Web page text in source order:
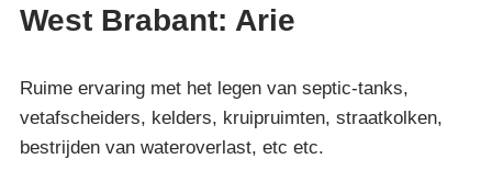
West Brabant: Arie
Ruime ervaring met het legen van septic-tanks,
vetafscheiders, kelders, kruipruimten, straatkolken,
bestrijden van wateroverlast, etc etc.